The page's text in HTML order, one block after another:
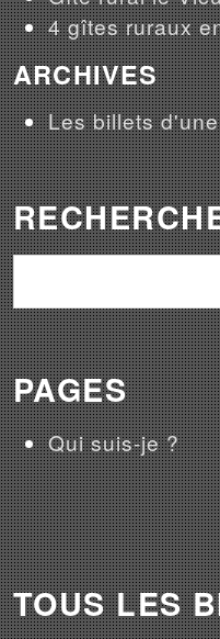
4 gîtes ruraux
ARCHIVES
Les billets
PAGES
Qui suis-je ?
TOUS LES